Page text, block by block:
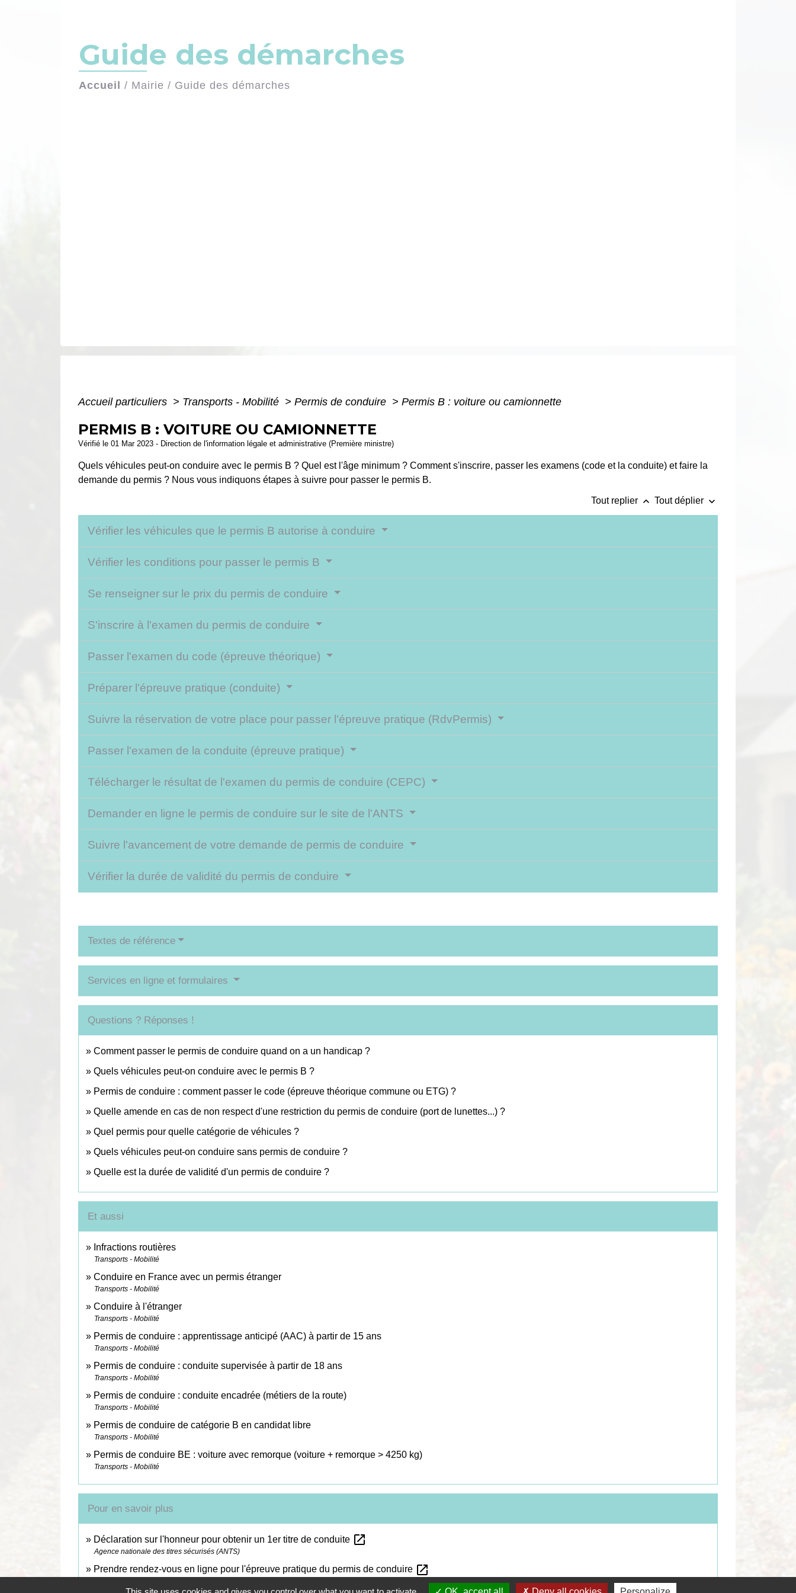
Guide des démarches
Accueil / Mairie / Guide des démarches
Accueil particuliers > Transports - Mobilité > Permis de conduire > Permis B : voiture ou camionnette
PERMIS B : VOITURE OU CAMIONNETTE
Vérifié le 01 Mar 2023 - Direction de l'information légale et administrative (Première ministre)
Quels véhicules peut-on conduire avec le permis B ? Quel est l'âge minimum ? Comment s'inscrire, passer les examens (code et la conduite) et faire la
demande du permis ? Nous vous indiquons étapes à suivre pour passer le permis B.
Tout replier keyboard_arrow_up Tout déplier keyboard_arrow_down
Vérifier les véhicules que le permis B autorise à conduire
Vérifier les conditions pour passer le permis B
Se renseigner sur le prix du permis de conduire
S'inscrire à l'examen du permis de conduire
Passer l'examen du code (épreuve théorique)
Préparer l'épreuve pratique (conduite)
Suivre la réservation de votre place pour passer l'épreuve pratique (RdvPermis)
Passer l'examen de la conduite (épreuve pratique)
Télécharger le résultat de l'examen du permis de conduire (CEPC)
Demander en ligne le permis de conduire sur le site de l'ANTS
Suivre l'avancement de votre demande de permis de conduire
Vérifier la durée de validité du permis de conduire
Textes de référence
Services en ligne et formulaires
Questions ? Réponses !
Comment passer le permis de conduire quand on a un handicap ?
Quels véhicules peut-on conduire avec le permis B ?
Permis de conduire : comment passer le code (épreuve théorique commune ou ETG) ?
Quelle amende en cas de non respect d'une restriction du permis de conduire (port de lunettes...) ?
Quel permis pour quelle catégorie de véhicules ?
Quels véhicules peut-on conduire sans permis de conduire ?
Quelle est la durée de validité d'un permis de conduire ?
Et aussi
Infractions routières
Transports - Mobilité
Conduire en France avec un permis étranger
Transports - Mobilité
Conduire à l'étranger
Transports - Mobilité
Permis de conduire : apprentissage anticipé (AAC) à partir de 15 ans
Transports - Mobilité
Permis de conduire : conduite supervisée à partir de 18 ans
Transports - Mobilité
Permis de conduire : conduite encadrée (métiers de la route)
Transports - Mobilité
Permis de conduire de catégorie B en candidat libre
Transports - Mobilité
Permis de conduire BE : voiture avec remorque (voiture + remorque > 4250 kg)
Transports - Mobilité
Pour en savoir plus
Déclaration sur l'honneur pour obtenir un 1er titre de conduite open_in_new
Agence nationale des titres sécurisés (ANTS)
Prendre rendez-vous en ligne pour l'épreuve pratique du permis de conduire open_in_new